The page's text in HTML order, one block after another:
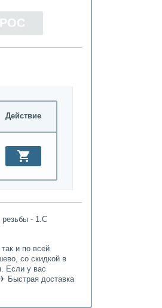
Действие
резьбы - 1.С
и по всей
со скидкой в
Если у вас
Быстрая доставка